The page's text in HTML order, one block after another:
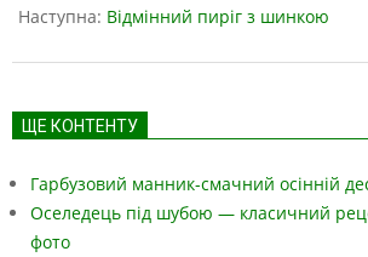
29
Наступна: Відмінний пиріг з шинкою
ЩЕ КОНТЕНТУ
Гарбузовий манник-смачний осінній
Оселедець під шубою — класичний
фото